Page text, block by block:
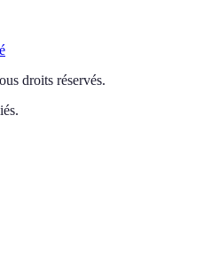
droits réservés.